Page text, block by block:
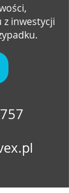
z inwestycji